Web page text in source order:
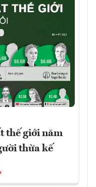
thế giới năm
thừa kế